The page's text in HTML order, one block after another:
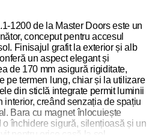
1200 de la Master Doors este un
conceput pentru accesul
Finisajul grafit la exterior și alb
un aspect elegant și
de 170 mm asigură rigiditate,
pe termen lung, chiar și la utilizare
din sticlă integrate permit luminii
interior, creând senzația de spațiu
Bara cu magnet înlocuiește
o închidere sigură, silențioasă și un
pentru orice casă la sol.